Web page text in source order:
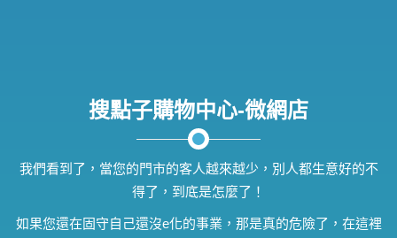
搜點子購物中心-微網店
我們看到了，當您的門市的客人越來越少，別人都生意好的不
得了，到底是怎麼了！
如果您還在固守自己還沒e化的事業，那是真的危險了，在這裡